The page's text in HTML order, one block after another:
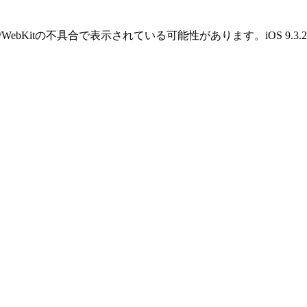
の不具合で表示されている可能性があります。iOS